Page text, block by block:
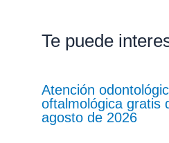
Te puede
Atención
oftalmológica gratis
agosto de 2026